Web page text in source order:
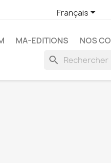
Français
MA-EDITIONS NOS
search